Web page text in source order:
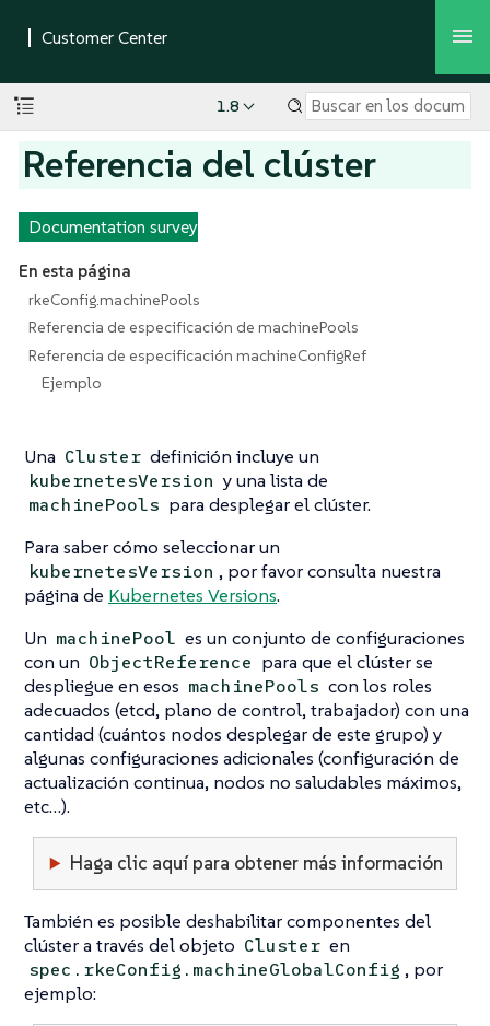
1.8
Referencia del clúster
Documentation survey
En esta página
rkeConfig.machinePools
Referencia de especificación de machinePools
Referencia de especificación machineConfigRef
Ejemplo
Una Cluster definición incluye un
kubernetesVersion y una lista de
machinePools para desplegar el clúster.
Para saber cómo seleccionar un
kubernetesVersion , por favor consulta nuestra
página de Kubernetes Versions.
Un machinePool es un conjunto de configuraciones
con un ObjectReference para que el clúster se
despliegue en esos machinePools con los roles
adecuados (etcd, plano de control, trabajador) con una
cantidad (cuántos nodos desplegar de este grupo) y
algunas configuraciones adicionales (configuración de
actualización continua, nodos no saludables máximos,
etc…​).
Haga clic aquí para obtener más información
También es posible deshabilitar componentes del
clúster a través del objeto Cluster en
spec.rkeConfig.machineGlobalConfig , por
ejemplo: